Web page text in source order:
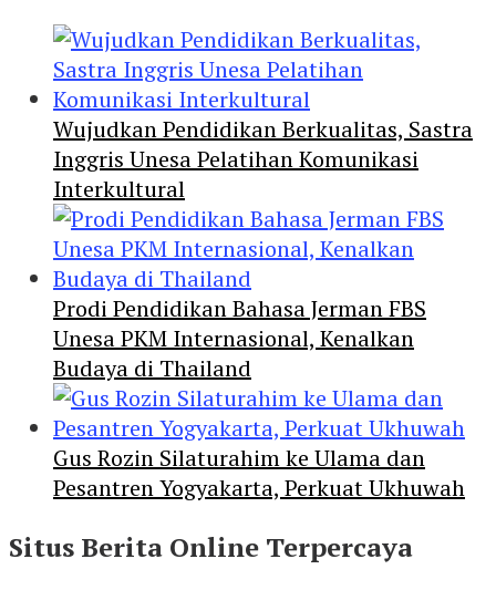
Wujudkan Pendidikan Berkualitas, Sastra
Inggris Unesa Pelatihan Komunikasi
Interkultural
Prodi Pendidikan Bahasa Jerman FBS
Unesa PKM Internasional, Kenalkan
Budaya di Thailand
Gus Rozin Silaturahim ke Ulama dan
Pesantren Yogyakarta, Perkuat Ukhuwah
Situs Berita Online Terpercaya